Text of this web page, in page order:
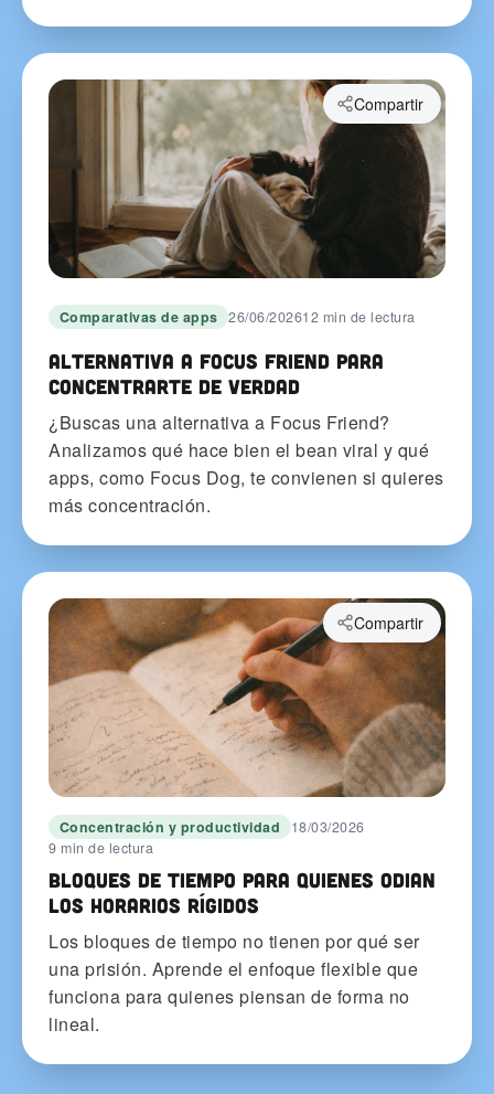
Comparativas de apps 26/06/202612 min de lectura
Alternativa a Focus Friend para
concentrarte de verdad
¿Buscas una alternativa a Focus Friend?
Analizamos qué hace bien el bean viral y qué
apps, como Focus Dog, te convienen si quieres
más concentración.
Compartir
Concentración y productividad 18/03/2026
9 min de lectura
Bloques de tiempo para quienes odian
los horarios rígidos
Los bloques de tiempo no tienen por qué ser
una prisión. Aprende el enfoque flexible que
funciona para quienes piensan de forma no
lineal.
Compartir